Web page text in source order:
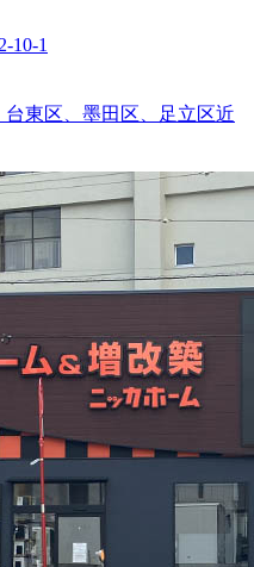
10-1
東区、墨田区、足立区近